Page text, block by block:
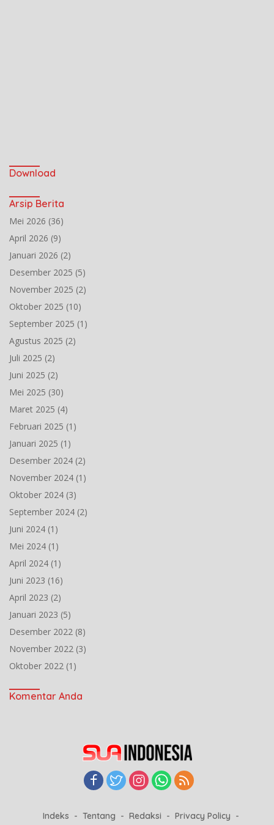
Download
Arsip Berita
Mei 2026 (36)
April 2026 (9)
Januari 2026 (2)
Desember 2025 (5)
November 2025 (2)
Oktober 2025 (10)
September 2025 (1)
Agustus 2025 (2)
Juli 2025 (2)
Juni 2025 (2)
Mei 2025 (30)
Maret 2025 (4)
Februari 2025 (1)
Januari 2025 (1)
Desember 2024 (2)
November 2024 (1)
Oktober 2024 (3)
September 2024 (2)
Juni 2024 (1)
Mei 2024 (1)
April 2024 (1)
Juni 2023 (16)
April 2023 (2)
Januari 2023 (5)
Desember 2022 (8)
November 2022 (3)
Oktober 2022 (1)
Komentar Anda
Indeks Tentang Redaksi
Privacy Policy